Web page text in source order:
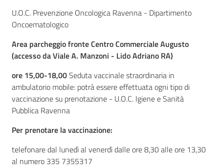
U.O.C. Prevenzione Oncologica Ravenna - Dipartimento
Oncoematologico
Area parcheggio fronte Centro Commerciale Augusto
(accesso da Viale A. Manzoni - Lido Adriano RA)
ore 15,00-18,00Seduta vaccinale straordinaria in
ambulatorio mobile: potrà essere effettuata ogni tipo di
vaccinazione su prenotazione - U.O.C. Igiene e Sanità
Pubblica Ravenna
Per prenotare la vaccinazione:
telefonare dal lunedì al venerdì dalle ore 8,30 alle ore 13,30
al numero 335 7355317